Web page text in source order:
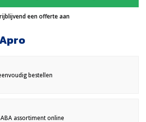
een offerte aan
bestellen
assortiment online